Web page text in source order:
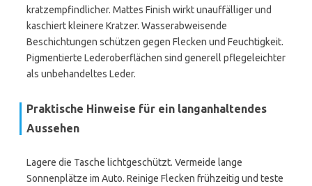
kratzempfindlicher. Mattes Finish wirkt unauffälliger und
kaschiert kleinere Kratzer. Wasserabweisende
Beschichtungen schützen gegen Flecken und Feuchtigkeit.
Pigmentierte Lederoberflächen sind generell pflegeleichter
als unbehandeltes Leder.
Praktische Hinweise für ein langanhaltendes
Aussehen
Lagere die Tasche lichtgeschützt. Vermeide lange
Sonnenplätze im Auto. Reinige Flecken frühzeitig und teste